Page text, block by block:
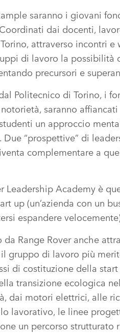
saranno i giovani
dai docenti,
attraverso incontri
di lavoro la possibilità
precursori e
Politecnico di Torino, i
saranno
un approccio
“prospettive” di
complementare a
Leadership Academy è
up (un’azienda con un
espandere
Range Rover anche
gruppo di lavoro più
di costituzione della
transizione ecologica
dai motori elettrici, alle
lavorativo, le linee
un percorso